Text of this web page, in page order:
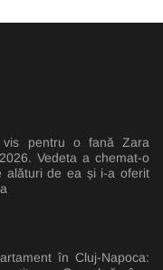
vis pentru o fană Zara
Vedeta a chemat-o
alături de ea și i-a oferit
în Cluj-Napoca: